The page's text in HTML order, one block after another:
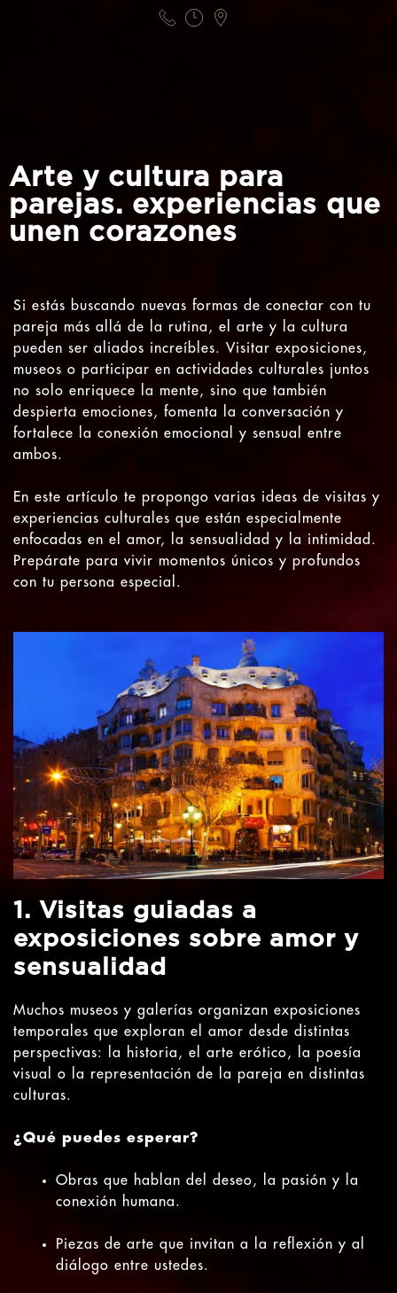
Arte y cultura para
parejas. experiencias que
unen corazones
Si estás buscando nuevas formas de conectar con tu
pareja más allá de la rutina, el arte y la cultura
pueden ser aliados increíbles. Visitar exposiciones,
museos o participar en actividades culturales juntos
no solo enriquece la mente, sino que también
despierta emociones, fomenta la conversación y
fortalece la conexión emocional y sensual entre
ambos.
En este artículo te propongo varias ideas de visitas y
experiencias culturales que están especialmente
enfocadas en el amor, la sensualidad y la intimidad.
Prepárate para vivir momentos únicos y profundos
con tu persona especial.
1. Visitas guiadas a
exposiciones sobre amor y
sensualidad
Muchos museos y galerías organizan exposiciones
temporales que exploran el amor desde distintas
perspectivas: la historia, el arte erótico, la poesía
visual o la representación de la pareja en distintas
culturas.
¿Qué puedes esperar?
Obras que hablan del deseo, la pasión y la
conexión humana.
Piezas de arte que invitan a la reflexión y al
diálogo entre ustedes.